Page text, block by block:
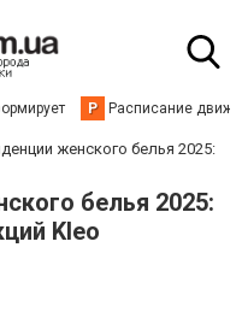
Р Расписание
женского белья 2025:
белья 2025:
Kleo